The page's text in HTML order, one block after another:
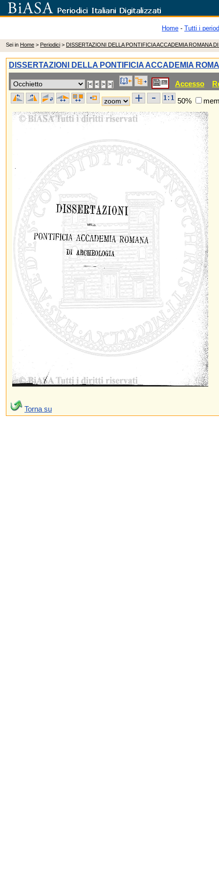
Home - Tutti i
Sei in Home > Periodici > DISSERTAZIONI DELLA PONTIFICIA ACCADEMIA ROMANA
DISSERTAZIONI DELLA PONTIFICIA ACCADEMIA
Accesso
50%
Torna su